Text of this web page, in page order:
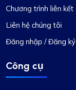
Chương trình liên kết
Liên hệ chúng tôi
Đăng nhập / Đăng ký
Công cụ